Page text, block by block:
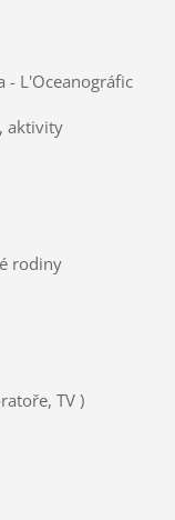
- L'Oceanográfic
aktivity
rodiny
TV )